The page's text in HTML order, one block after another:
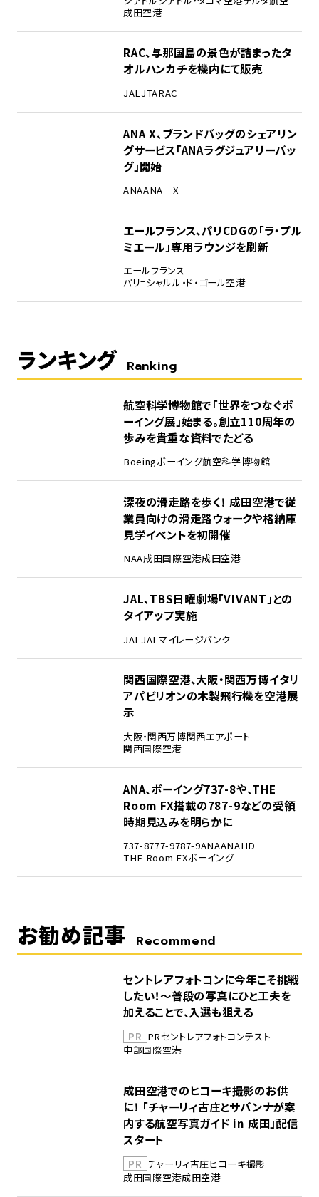
成田空港
RAC、与那国島の景色が詰まったタ
オルハンカチを機内にて販売
JALJTARAC
ANA X、ブランドバッグのシェアリン
グサービス「ANAラグジュアリーバッ
グ」開始
ANAANA X
エールフランス、パリCDGの「ラ・プル
ミエール」専用ラウンジを刷新
エールフランス
パリ=シャルル・ド・ゴール空港
ランキング Ranking
航空科学博物館で「世界をつなぐボ
ーイング展」始まる。創立110周年の
歩みを貴重な資料でたどる
Boeingボーイング航空科学博物館
深夜の滑走路を歩く！ 成田空港で従
業員向けの滑走路ウォークや格納庫
見学イベントを初開催
NAA成田国際空港成田空港
JAL、TBS日曜劇場「VIVANT」との
タイアップ実施
JAL JALマイレージバンク
関西国際空港、大阪・関西万博イタリ
アパビリオンの木製飛行機を空港展
示
大阪・関西万博関西エアポート
関西国際空港
ANA、ボーイング737-8や、THE
Room FX搭載の787-9などの受領
時期見込みを明らかに
737-8777-9787-9ANAANAHD
THE Room FXボーイング
お勧め記事 Recommend
セントレアフォトコンに今年こそ挑戦
したい！～普段の写真にひと工夫を
加えることで、入選も狙える
PR PRセントレアフォトコンテスト
中部国際空港
成田空港でのヒコーキ撮影のお供
に！ 「チャーリィ古庄とサバンナが案
内する航空写真ガイド in 成田」配信
スタート
PR チャーリィ古庄ヒコーキ撮影
成田国際空港成田空港